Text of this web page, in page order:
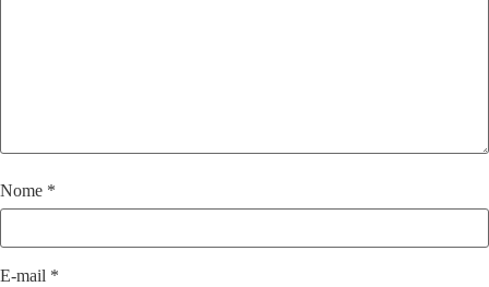
Nome *
E-mail *